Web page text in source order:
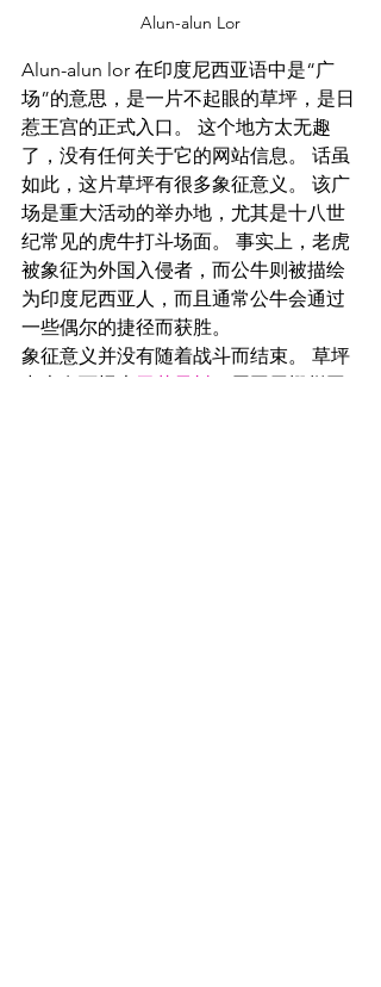
Alun-alun Lor
Alun-alun lor 在印度尼西亚语中是“广
场”的意思，是一片不起眼的草坪，是日
惹王宫的正式入口。 这个地方太无趣
了，没有任何关于它的网站信息。 话虽
如此，这片草坪有很多象征意义。 该广
场是重大活动的举办地，尤其是十八世
纪常见的虎牛打斗场面。 事实上，老虎
被象征为外国入侵者，而公牛则被描绘
为印度尼西亚人，而且通常公牛会通过
一些偶尔的捷径而获胜。
象征意义并没有随着战斗而结束。 草坪